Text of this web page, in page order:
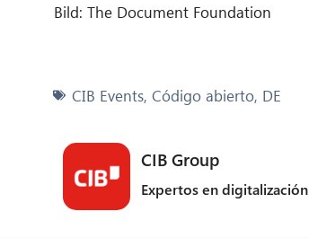
Bild: The Document Foundation
CIB Events, Código abierto, DE
CIB Group
Expertos en digitalización